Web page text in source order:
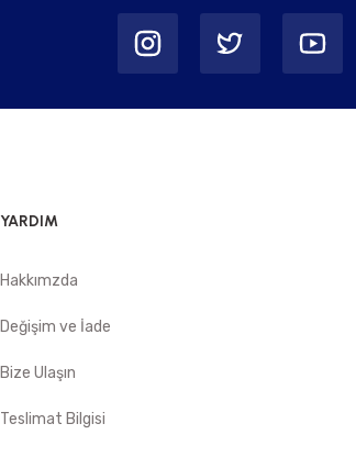
YARDIM
Hakkımzda
Değişim ve İade
Bize Ulaşın
Teslimat Bilgisi